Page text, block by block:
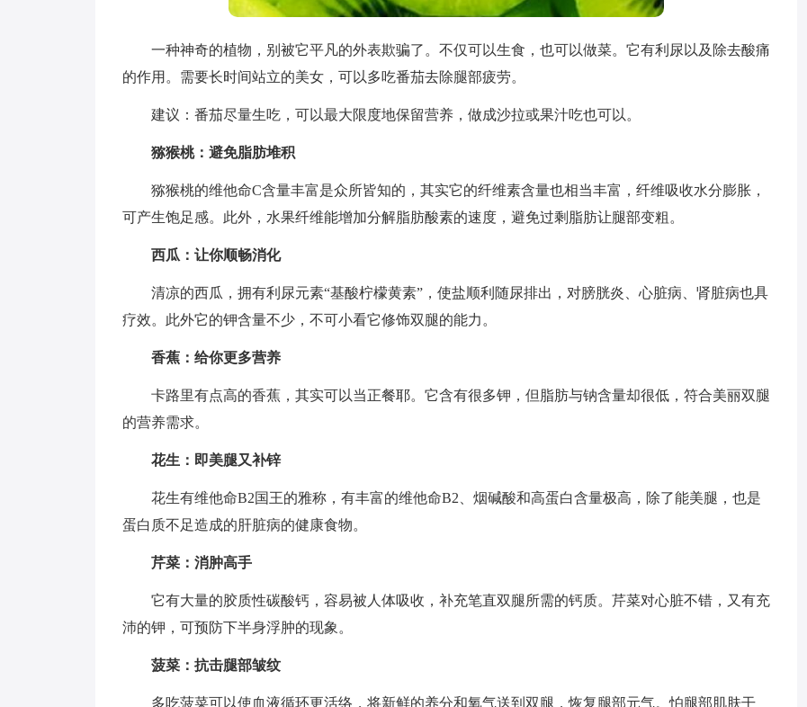
一种神奇的植物，别被它平凡的外表欺骗了。不仅可以生食，也可以做菜。它有利尿以及除去酸痛
的作用。需要长时间站立的美女，可以多吃番茄去除腿部疲劳。
建议：番茄尽量生吃，可以最大限度地保留营养，做成沙拉或果汁吃也可以。
猕猴桃：避免脂肪堆积
猕猴桃的维他命C含量丰富是众所皆知的，其实它的纤维素含量也相当丰富，纤维吸收水分膨胀，
可产生饱足感。此外，水果纤维能增加分解脂肪酸素的速度，避免过剩脂肪让腿部变粗。
西瓜：让你顺畅消化
清凉的西瓜，拥有利尿元素“基酸柠檬黄素”，使盐顺利随尿排出，对膀胱炎、心脏病、肾脏病也具
疗效。此外它的钾含量不少，不可小看它修饰双腿的能力。
香蕉：给你更多营养
卡路里有点高的香蕉，其实可以当正餐耶。它含有很多钾，但脂肪与钠含量却很低，符合美丽双腿
的营养需求。
花生：即美腿又补锌
花生有维他命B2国王的雅称，有丰富的维他命B2、烟碱酸和高蛋白含量极高，除了能美腿，也是
蛋白质不足造成的肝脏病的健康食物。
芹菜：消肿高手
它有大量的胶质性碳酸钙，容易被人体吸收，补充笔直双腿所需的钙质。芹菜对心脏不错，又有充
沛的钾，可预防下半身浮肿的现象。
菠菜：抗击腿部皱纹
多吃菠菜可以使血液循环更活络，将新鲜的养分和氧气送到双腿，恢复腿部元气。怕腿部肌肤干